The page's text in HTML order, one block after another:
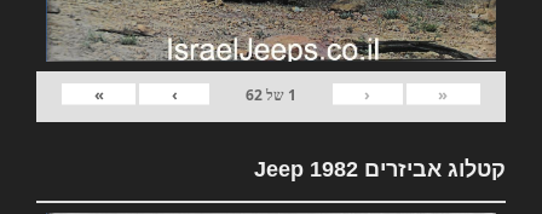
«
‹
1 של62
›
»
קטלוג אביזרים 1982 Jeep